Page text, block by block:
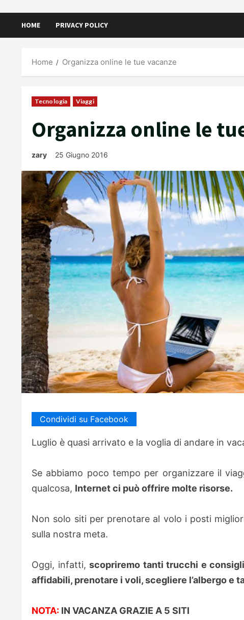
HOME PRIVACY POLICY
Home Organizza online le tue vacanze
Tecnologia Viaggi
Organizza online le
zary 25 Giugno 2016
Condividi su Facebook
Luglio è quasi arrivato e la voglia di andare in
Se abbiamo poco tempo per organizzare il
qualcosa, Internet ci può offrire molte risorse.
Non solo siti per prenotare al volo i posti
sulla nostra meta.
Oggi, infatti, scopriremo tanti trucchi e
affidabili, prenotare i voli, scegliere l’albergo e
NOTA: IN VACANZA GRAZIE A 5 SITI